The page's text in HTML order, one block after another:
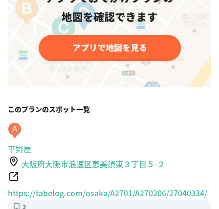
このプランのスポット一覧
A
平野屋
大阪府大阪市浪速区恵美須東３丁目５-２
https://tabelog.com/osaka/A2701/A270206/27040334/
3